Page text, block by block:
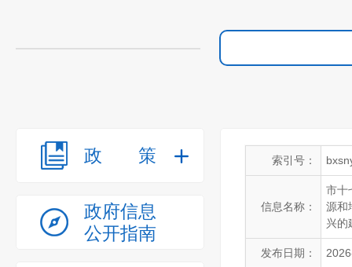
政策
政府信息
公开指南
索引号：
信息名称：
市十
源和
兴的
发布日期：